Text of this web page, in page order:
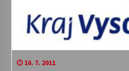
16. 7. 2011